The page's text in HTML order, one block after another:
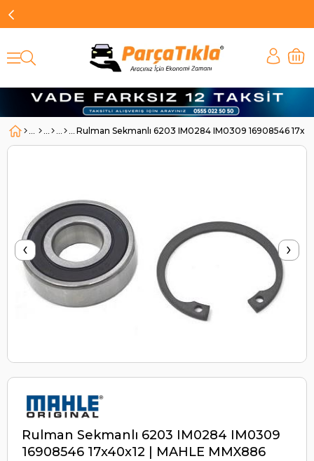
Rulman Sekmanlı 6203 IM0284 IM0309 16908546
‹ ›
Rulman Sekmanlı 6203 IM0284 IM0309
16908546 17x40x12 | MAHLE MMX886